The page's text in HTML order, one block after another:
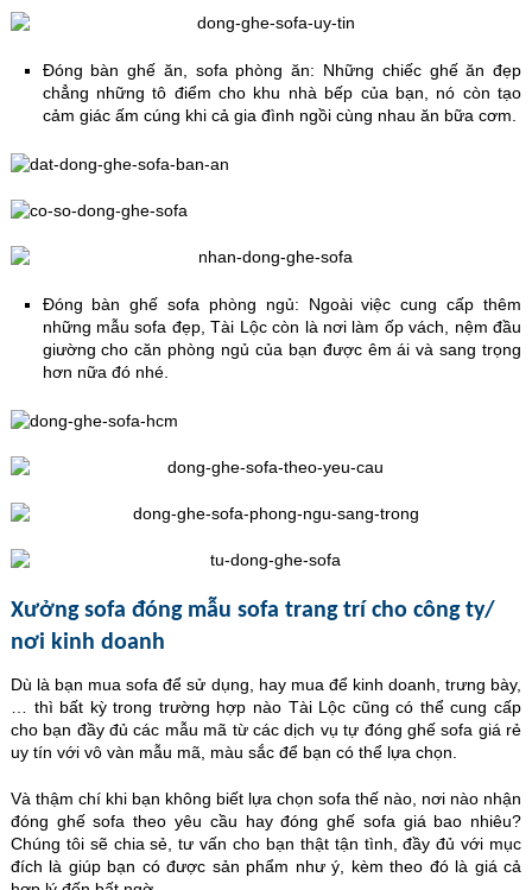
Đóng bàn ghế ăn, sofa phòng ăn: Những chiếc ghế ăn đẹp
chẳng những tô điểm cho khu nhà bếp của bạn, nó còn tạo
cảm giác ấm cúng khi cả gia đình ngồi cùng nhau ăn bữa cơm.
Đóng bàn ghế sofa phòng ngủ: Ngoài việc cung cấp thêm
những mẫu sofa đẹp, Tài Lộc còn là nơi làm ốp vách, nệm đầu
giường cho căn phòng ngủ của bạn được êm ái và sang trọng
hơn nữa đó nhé.
Xưởng sofa đóng mẫu sofa trang trí cho công ty/
nơi kinh doanh
Dù là bạn mua sofa để sử dụng, hay mua để kinh doanh, trưng bày,
… thì bất kỳ trong trường hợp nào Tài Lộc cũng có thể cung cấp
cho bạn đầy đủ các mẫu mã từ các dịch vụ tự đóng ghế sofa giá rẻ
uy tín với vô vàn mẫu mã, màu sắc để bạn có thể lựa chọn.
Và thậm chí khi bạn không biết lựa chọn sofa thế nào, nơi nào nhận
đóng ghế sofa theo yêu cầu hay đóng ghế sofa giá bao nhiêu?
Chúng tôi sẽ chia sẻ, tư vấn cho bạn thật tận tình, đầy đủ với mục
đích là giúp bạn có được sản phẩm như ý, kèm theo đó là giá cả